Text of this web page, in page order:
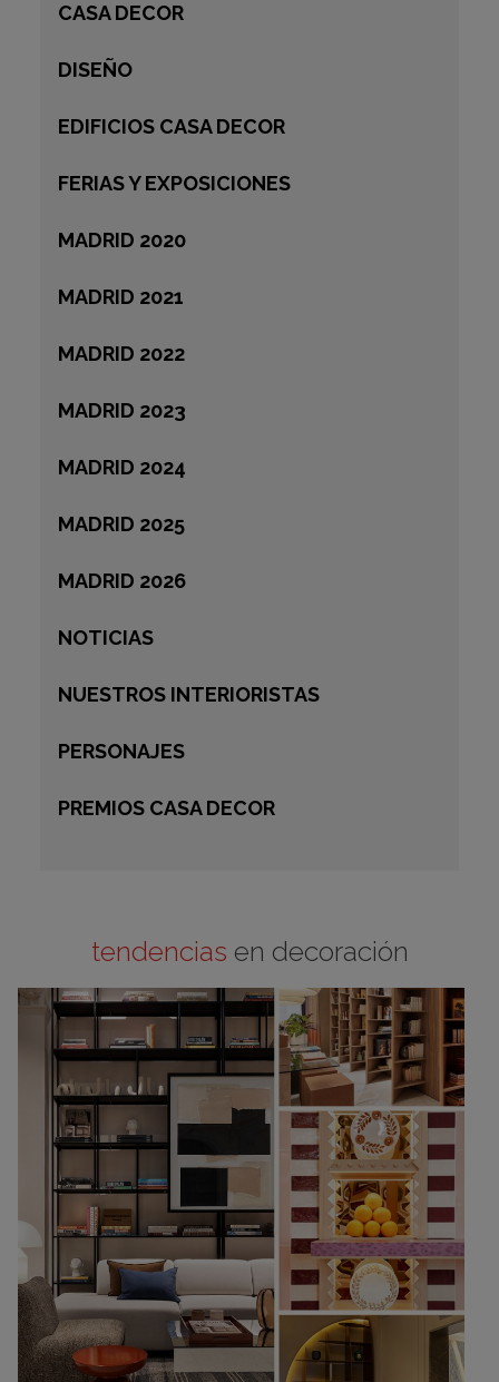
CASA DECOR
DISEÑO
EDIFICIOS CASA DECOR
FERIAS Y EXPOSICIONES
MADRID 2020
MADRID 2021
MADRID 2022
MADRID 2023
MADRID 2024
MADRID 2025
MADRID 2026
NOTICIAS
NUESTROS INTERIORISTAS
PERSONAJES
PREMIOS CASA DECOR
tendencias en decoración